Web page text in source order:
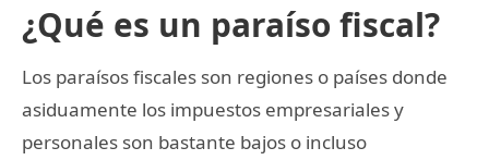
¿Qué es un paraíso fiscal?
Los paraísos fiscales son regiones o países donde
asiduamente los impuestos empresariales y
personales son bastante bajos o incluso